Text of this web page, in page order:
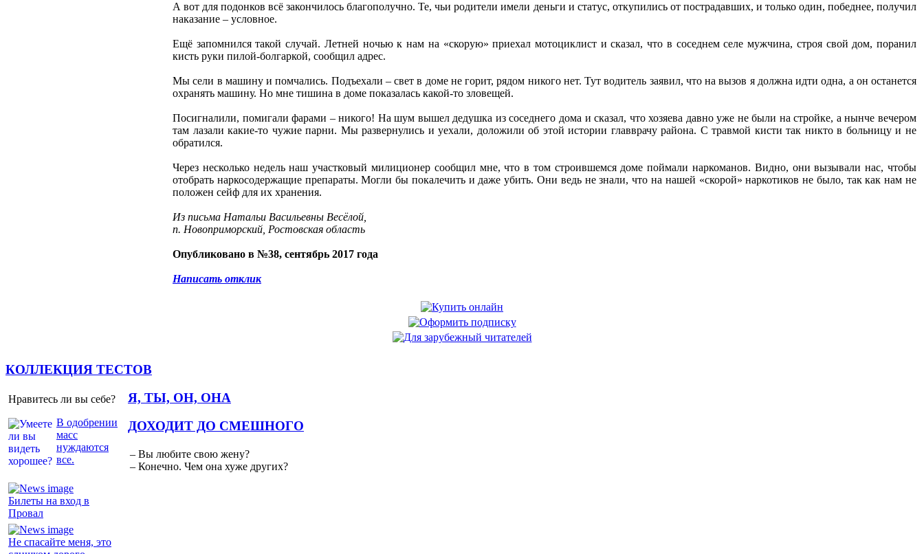
А вот для подонков всё закончилось благополучно. Те, чьи родители имели деньги и статус, откупились от пострадавших, и только один, победнее, получил
наказание – условное.
Ещё запомнился такой случай. Летней ночью к нам на «скорую» приехал мотоциклист и сказал, что в соседнем селе мужчина, строя свой дом, поранил
кисть руки пилой-болгаркой, сообщил адрес.
Мы сели в машину и помчались. Подъехали – свет в доме не горит, рядом никого нет. Тут водитель заявил, что на вызов я должна идти одна, а он останется
охранять машину. Но мне тишина в доме показалась какой-то зловещей.
Посигналили, помигали фарами – никого! На шум вышел дедушка из соседнего дома и сказал, что хозяева давно уже не были на стройке, а нынче вечером
там лазали какие-то чужие парни. Мы развернулись и уехали, доложили об этой истории главврачу района. С травмой кисти так никто в больницу и не
обратился.
Через несколько недель наш участковый милиционер сообщил мне, что в том строившемся доме поймали наркоманов. Видно, они вызывали нас, чтобы
отобрать наркосодержащие препараты. Могли бы покалечить и даже убить. Они ведь не знали, что на нашей «скорой» наркотиков не было, так как нам не
положен сейф для их хранения.
Из письма Натальи Васильевны Весёлой,
п. Новоприморский, Ростовская область
Опубликовано в №38, сентябрь 2017 года
Написать отклик
КОЛЛЕКЦИЯ ТЕСТОВ
Нравитесь ли вы себе?
В одобрении
масс
нуждаются
все.
Я, ТЫ, ОН, ОНА
Билеты на вход в
Провал
Не спасайте меня, это
ДОХОДИТ ДО СМЕШНОГО
– Вы любите свою жену?
– Конечно. Чем она хуже других?